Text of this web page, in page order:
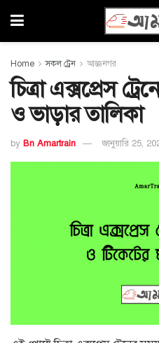
Home সকল ট্রেন আন্তঃনগর
চিত্রা এক্সপ্রেস
ও ভাড়ার তালিকা
by Bn Amartrain জানুয়ারি 25,